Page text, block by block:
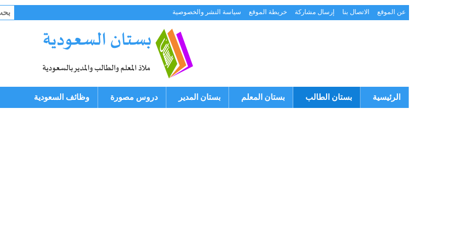
عن الموقع الاتصال بنا إرسال مشاركة خريطة الموقع سياسة النشر والخصوصية
عن:
الرئيسية بستان الطالب بستان المعلم بستان المدير دروس مصورة وظائف السعودية